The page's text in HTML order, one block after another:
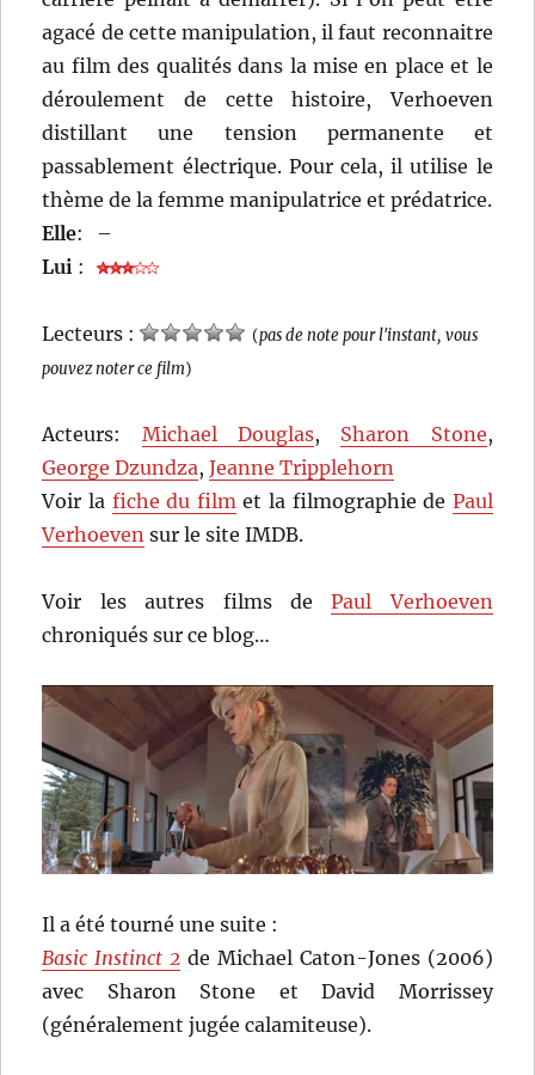
agacé de cette manipulation, il faut reconnaitre
au film des qualités dans la mise en place et le
déroulement de cette histoire, Verhoeven
distillant une tension permanente et
passablement électrique. Pour cela, il utilise le
thème de la femme manipulatrice et prédatrice.
Elle:
–
Lui :
Lecteurs : (pas de note pour l'instant, vous
pouvez noter ce film)
Acteurs: Michael Douglas, Sharon Stone,
George Dzundza,Jeanne Tripplehorn
Voir la fiche du film et la filmographie de Paul
Verhoeven sur le site IMDB.
Voir les autres films dePaul Verhoeven
chroniqués sur ce blog…
Il a été tourné une suite :
Basic Instinct 2 de Michael Caton-Jones (2006)
avec Sharon Stone et David Morrissey
(généralement jugée calamiteuse).